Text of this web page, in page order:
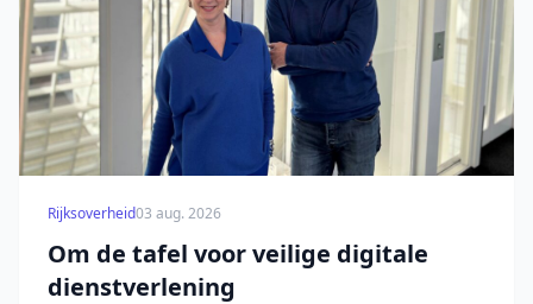
Rijksoverheid03 aug. 2026
Om de tafel voor veilige digitale
dienstverlening